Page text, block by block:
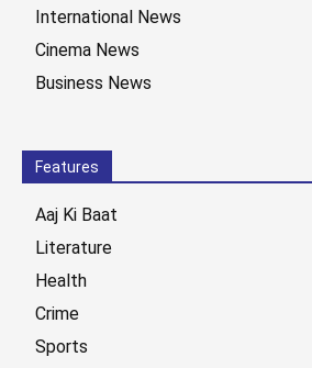
International News
Cinema News
Business News
Features
Aaj Ki Baat
Literature
Health
Crime
Sports